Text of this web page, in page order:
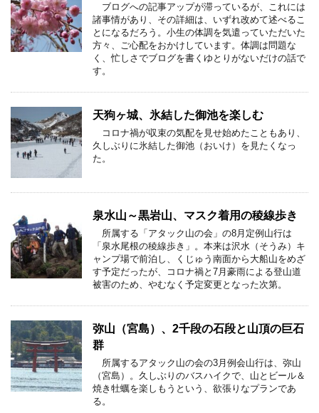
ブログへの記事アップが滞っているが、これには
諸事情があり、その詳細は、いずれ改めて述べるこ
とになるだろう。小生の体調を気遣っていただいた
方々、ご心配をおかけしています。体調は問題な
く、忙しさでブログを書くゆとりがないだけの話で
す。
天狗ヶ城、氷結した御池を楽しむ
コロナ禍が収束の気配を見せ始めたこともあり、
久しぶりに氷結した御池（おいけ）を見たくなっ
た。
泉水山～黒岩山、マスク着用の稜線歩き
所属する「アタック山の会」の8月定例山行は
「泉水尾根の稜線歩き」。本来は沢水（そうみ）キ
ャンプ場で前泊し、くじゅう南面から大船山をめざ
す予定だったが、コロナ禍と7月豪雨による登山道
被害のため、やむなく予定変更となった次第。
弥山（宮島）、2千段の石段と山頂の巨石
群
所属するアタック山の会の3月例会山行は、弥山
（宮島）。久しぶりのバスハイクで、山とビール＆
焼き牡蠣を楽しもうという、欲張りなプランであ
る。